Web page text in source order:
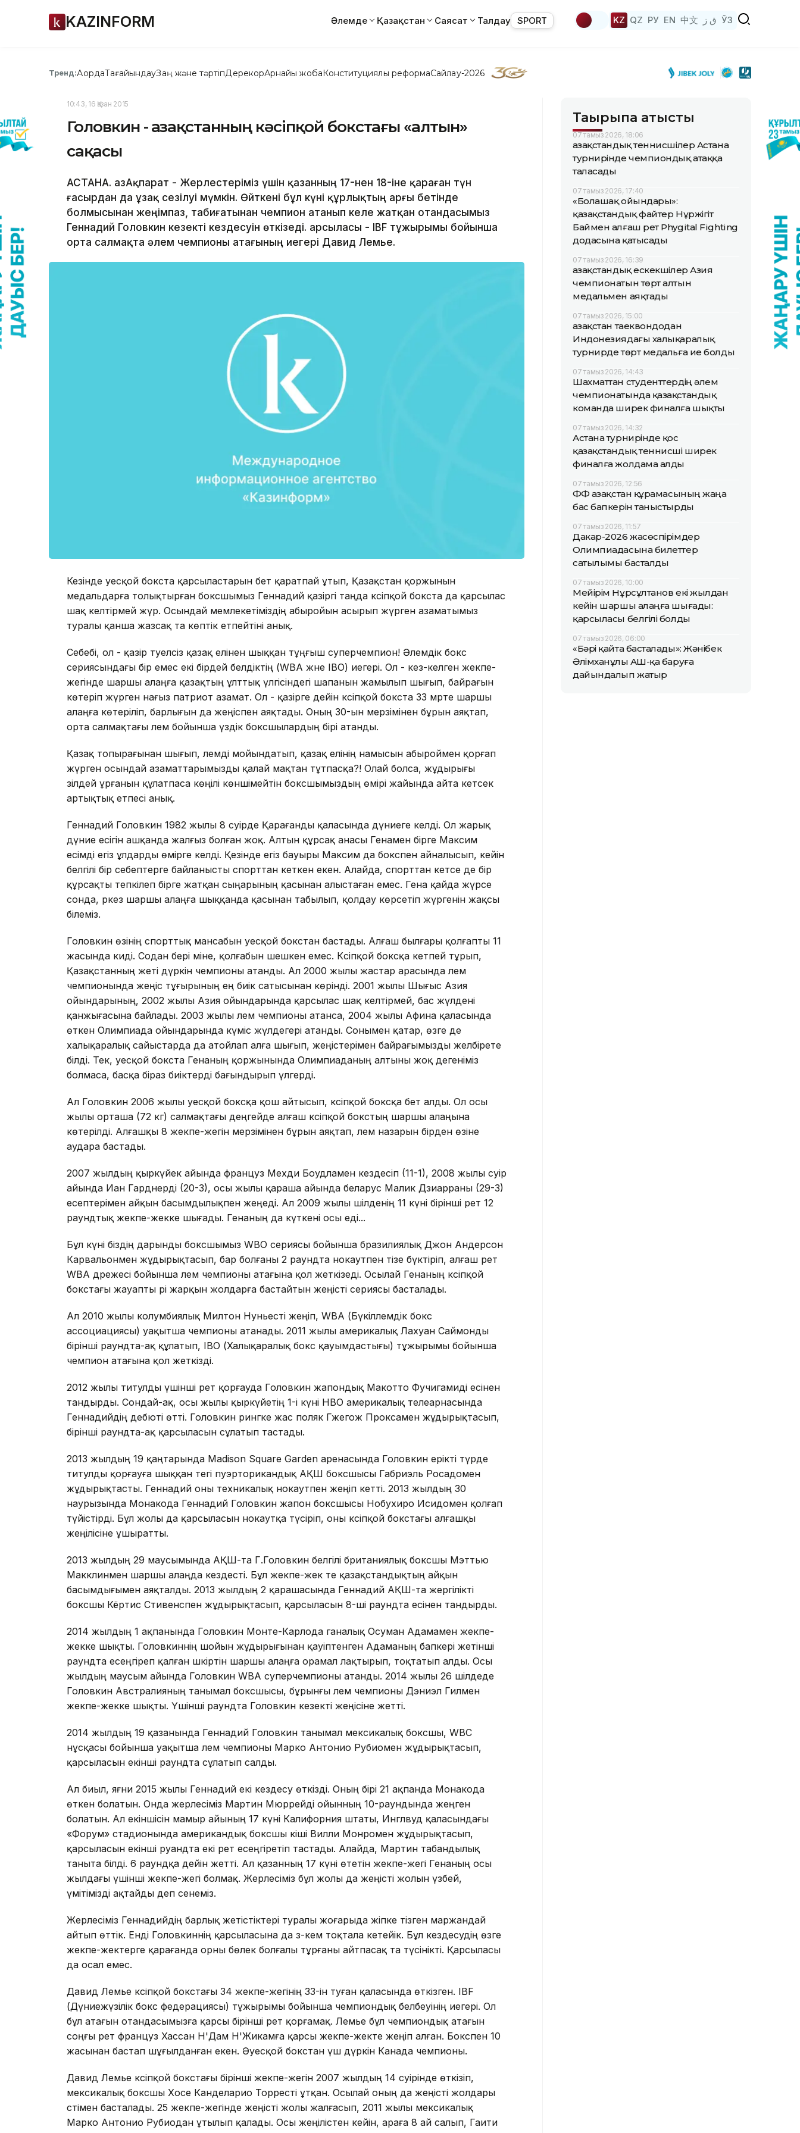
KAZINFORM Әлемде Қазақстан Саясат Талдау SPORT KZ QZ РУ EN 中文 ق ز ЎЗ
Тренд:АқордаТағайындауЗаң және тәртіпДерекқорАрнайы жобаКонституциялық реформаСайлау-2026
10:43, 16 Қазан 2015
Головкин - Қазақстанның кәсіпқой бокстағы «алтын»
сақасы
АСТАНА. ҚазАқпарат - Жерлестеріміз үшін қазанның 17-нен 18-іне қараған түн
ғасырдан да ұзақ сезілуі мүмкін. Өйткені бұл күні құрлықтың арғы бетінде
болмысынан жеңімпаз, табиғатынан чемпион атанып келе жатқан отандасымыз
Геннадий Головкин кезекті кездесуін өткізеді. Қарсыласы - IBF тұжырымы бойынша
орта салмақта әлем чемпионы атағының иегері Давид Лемье.
Кезінде әуесқой бокста қарсыластарын бет қаратпай ұтып, Қазақстан қоржынын
медальдарға толықтырған боксшымыз Геннадий қазіргі таңда кәсіпқой бокста да қарсылас
шақ келтірмей жүр. Осындай мемлекетіміздің абыройын асырып жүрген азаматымыз
туралы қанша жазсақ та көптік етпейтіні анық.
Себебі, ол - қазір тәуелсіз қазақ елінен шыққан тұңғыш суперчемпион! Әлемдік бокс
сериясындағы бір емес екі бірдей белдіктің (WBA және IBO) иегері. Ол - кез-келген жекпе-
жегінде шаршы алаңға қазақтың ұлттық үлгісіндегі шапанын жамылып шығып, байрағын
көтеріп жүрген нағыз патриот азамат. Ол - қазірге дейін кәсіпқой бокста 33 мәрте шаршы
алаңға көтеріліп, барлығын да жеңіспен аяқтады. Оның 30-ын мерзімінен бұрын аяқтап,
орта салмақтағы әлем бойынша үздік боксшылардың бірі атанды.
Қазақ топырағынан шығып, әлемді мойындатып, қазақ елінің намысын абыроймен қорғап
жүрген осындай азаматтарымызды қалай мақтан тұтпасқа?! Олай болса, жұдырығы
зілдей ұрғанын құлатпаса көңілі көншімейтін боксшымыздың өмірі жайында айта кетсек
артықтық етпесі анық.
Геннадий Головкин 1982 жылы 8 сәуірде Қарағанды қаласында дүниеге келді. Ол жарық
дүние есігін ашқанда жалғыз болған жоқ. Алтын құрсақ анасы Генамен бірге Максим
есімді егіз ұлдарды өмірге әкелді. Қезінде егіз бауыры Максим да бокспен айналысып, кейін
белгілі бір себептерге байланысты спорттан кеткен екен. Алайда, спорттан кетсе де бір
құрсақты тепкілеп бірге жатқан сыңарының қасынан алыстаған емес. Гена қайда жүрсе
сонда, әркез шаршы алаңға шыққанда қасынан табылып, қолдау көрсетіп жүргенін жақсы
білеміз.
Головкин өзінің спорттық мансабын әуесқой бокстан бастады. Алғаш былғары қолғапты 11
жасында киді. Содан бері міне, қолғабын шешкен емес. Кәсіпқой боксқа кетпей тұрып,
Қазақстанның жеті дүркін чемпионы атанды. Ал 2000 жылы жастар арасында әлем
чемпионында жеңіс тұғырының ең биік сатысынан көрінді. 2001 жылы Шығыс Азия
ойындарының, 2002 жылы Азия ойындарында қарсылас шақ келтірмей, бас жүлдені
қанжығасына байлады. 2003 жылы әлем чемпионы атанса, 2004 жылы Афина қаласында
өткен Олимпиада ойындарында күміс жүлдегері атанды. Сонымен қатар, өзге де
халықаралық сайыстарда да атойлап алға шығып, жеңістерімен байрағымызды желбірете
білді. Тек, әуесқой бокста Генаның қоржынында Олимпиаданың алтыны жоқ дегеніміз
болмаса, басқа біраз биіктерді бағындырып үлгерді.
Ал Головкин 2006 жылы әуесқой боксқа қош айтысып, кәсіпқой боксқа бет алды. Ол осы
жылы орташа (72 кг) салмақтағы деңгейде алғаш кәсіпқой бокстың шаршы алаңына
көтерілді. Алғашқы 8 жекпе-жегін мерзімінен бұрын аяқтап, әлем назарын бірден өзіне
аудара бастады.
2007 жылдың қыркүйек айында француз Мехди Боудламен кездесіп (11-1), 2008 жылы сәуір
айында Иан Гарднерді (20-3), осы жылы қараша айында беларус Малик Дзиарраны (29-3)
есептерімен айқын басымдылықпен жеңеді. Ал 2009 жылы шілденің 11 күні бірінші рет 12
раундтық жекпе-жекке шығады. Генаның да күткені осы еді...
Бұл күні біздің дарынды боксшымыз WBO сериясы бойынша бразилиялық Джон Андерсон
Карвальонмен жұдырықтасып, бар болғаны 2 раундта нокаутпен тізе бүктіріп, алғаш рет
WBA дәрежесі бойынша әлем чемпионы атағына қол жеткізеді. Осылай Генаның кәсіпқой
бокстағы жауапты әрі жарқын жолдарға бастайтын жеңісті сериясы басталады.
Ал 2010 жылы колумбиялық Милтон Нуньесті жеңіп, WBA (Бүкіләлемдік бокс
ассоциациясы) уақытша чемпионы атанады. 2011 жылы америкалық Лахуан Саймонды
бірінші раундта-ақ құлатып, IBO (Халықаралық бокс қауымдастығы) тұжырымы бойынша
чемпион атағына қол жеткізді.
2012 жылы титулды үшінші рет қорғауда Головкин жапондық Макотто Фучигамиді есінен
тандырды. Сондай-ақ, осы жылы қыркүйетің 1-і күні HBO америкалық телеарнасында
Геннадийдің дебюті өтті. Головкин рингке жас поляк Гжегож Проксамен жұдырықтасып,
бірінші раундта-ақ қарсыласын сұлатып тастады.
2013 жылдың 19 қаңтарында Madison Square Garden аренасында Головкин ерікті түрде
титулды қорғауға шыққан тегі пуэрторикандық АҚШ боксшысы Габриэль Росадомен
жұдырықтасты. Геннадий оны техникалық нокаутпен жеңіп кетті. 2013 жылдың 30
наурызында Монакода Геннадий Головкин жапон боксшысы Нобухиро Исидомен қолғап
түйістірді. Бұл жолы да қарсыласын нокаутқа түсіріп, оны кәсіпқой бокстағы алғашқы
жеңілісіне ұшыратты.
2013 жылдың 29 маусымында АҚШ-та Г.Головкин белгілі британиялық боксшы Мэттью
Макклинмен шаршы алаңда кездесті. Бұл жекпе-жек те қазақстандықтың айқын
басымдығымен аяқталды. 2013 жылдың 2 қарашасында Геннадий АҚШ-та жергілікті
боксшы Кёртис Стивенспен жұдырықтасып, қарсыласын 8-ші раундта есінен тандырды.
2014 жылдың 1 ақпанында Головкин Монте-Карлода ганалық Осуман Адамамен жекпе-
жекке шықты. Головкиннің шойын жұдырығынан қауіптенген Адаманың бапкері жетінші
раундта есеңгіреп қалған шәкіртін шаршы алаңға орамал лақтырып, тоқтатып алды. Осы
жылдың маусым айында Головкин WBA суперчемпионы атанды. 2014 жылы 26 шілдеде
Головкин Австралияның танымал боксшысы, бұрынғы әлем чемпионы Дэниэл Гилмен
жекпе-жекке шықты. Үшінші раундта Головкин кезекті жеңісіне жетті.
2014 жылдың 19 қазанында Геннадий Головкин танымал мексикалық боксшы, WBC
нұсқасы бойынша уақытша әлем чемпионы Марко Антонио Рубиомен жұдырықтасып,
қарсыласын екінші раундта сұлатып салды.
Ал биыл, яғни 2015 жылы Геннадий екі кездесу өткізді. Оның бірі 21 ақпанда Монакода
өткен болатын. Онда жерлесіміз Мартин Мюррейді ойынның 10-раундында жеңген
болатын. Ал екіншісін мамыр айының 17 күні Калифорния штаты, Инглвуд қаласындағы
«Форум» стадионында американдық боксшы кіші Вилли Монромен жұдырықтасып,
қарсыласын екінші руандта екі рет есеңгіретіп тастады. Алайда, Мартин табандылық
таныта білді. 6 раундқа дейін жетті. Ал қазанның 17 күні өтетін жекпе-жегі Генаның осы
жылдағы үшінші жекпе-жегі болмақ. Жерлесіміз бұл жолы да жеңісті жолын үзбей,
үмітімізді ақтайды деп сенеміз.
Жерлесіміз Геннадийдің барлық жетістіктері туралы жоғарыда жіпке тізген маржандай
айтып өттік. Енді Головкиннің қарсыласына да әз-кем тоқтала кетейік. Бұл кездесудің өзге
жекпе-жектерге қарағанда орны бөлек болғалы тұрғаны айтпасақ та түсінікті. Қарсыласы
да осал емес.
Давид Лемье кәсіпқой бокстағы 34 жекпе-жегінің 33-ін туған қаласында өткізген. IBF
(Дүниежүзілік бокс федерациясы) тұжырымы бойынша чемпиондық белбеуінің иегері. Ол
бұл атағын отандасымызға қарсы бірінші рет қорғамақ. Лемье бұл чемпиондық атағын
соңғы рет француз Хассан Н'Дам Н'Жикамға қарсы жекпе-жекте жеңіп алған. Бокспен 10
жасынан бастап шұғылданған екен. Әуесқой бокстан үш дүркін Канада чемпионы.
Давид Лемье кәсіпқой бокстағы бірінші жекпе-жегін 2007 жылдың 14 сәуірінде өткізіп,
мексикалық боксшы Хосе Канделарио Торресті ұтқан. Осылай оның да жеңісті жолдары
сәтімен басталады. 25 жекпе-жегінде жеңісті жолы жалғасып, 2011 жылы мексикалық
Марко Антонио Рубиодан ұтылып қалады. Осы жеңілістен кейін, араға 8 ай салып, Гаити
Тақырыпқа қатысты
07 тамыз 2026, 18:06
Қазақстандық теннисшілер Астана
турнирінде чемпиондық атаққа
таласады
07 тамыз 2026, 17:40
«Болашақ ойындары»:
қазақстандық файтер Нұржігіт
Баймен алғаш рет Phygital Fighting
додасына қатысады
07 тамыз 2026, 16:39
Қазақстандық ескекшілер Азия
чемпионатын төрт алтын
медальмен аяқтады
07 тамыз 2026, 15:00
Қазақстан таеквондодан
Индонезиядағы халықаралық
турнирде төрт медальға ие болды
07 тамыз 2026, 14:43
Шахматтан студенттердің әлем
чемпионатында қазақстандық
команда ширек финалға шықты
07 тамыз 2026, 14:32
Астана турнирінде қос
қазақстандық теннисші ширек
финалға жолдама алды
07 тамыз 2026, 12:56
ҚФФ Қазақстан құрамасының жаңа
бас бапкерін таныстырды
07 тамыз 2026, 11:57
Дакар-2026 жасөспірімдер
Олимпиадасына билеттер
сатылымы басталды
07 тамыз 2026, 10:00
Мейірім Нұрсұлтанов екі жылдан
кейін шаршы алаңға шығады:
қарсыласы белгілі болды
07 тамыз 2026, 06:00
«Бәрі қайта басталады»: Жәнібек
Әлімханұлы АҚШ-қа баруға
дайындалып жатыр